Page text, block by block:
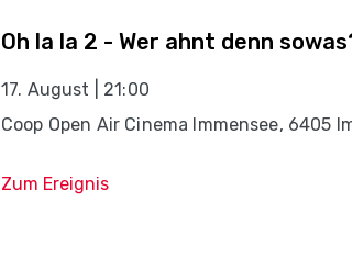
Oh la la 2 - Wer ahnt denn
17. August | 21:00
Coop Open Air Cinema Immensee, 6405
Zum Ereignis